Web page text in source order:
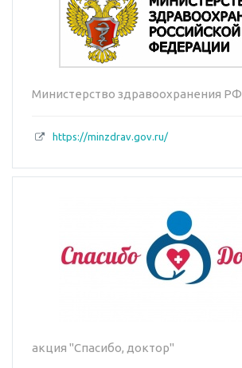
Министерство здравоохранения РФ
https://minzdrav.gov.ru/
акция "Спасибо, доктор"